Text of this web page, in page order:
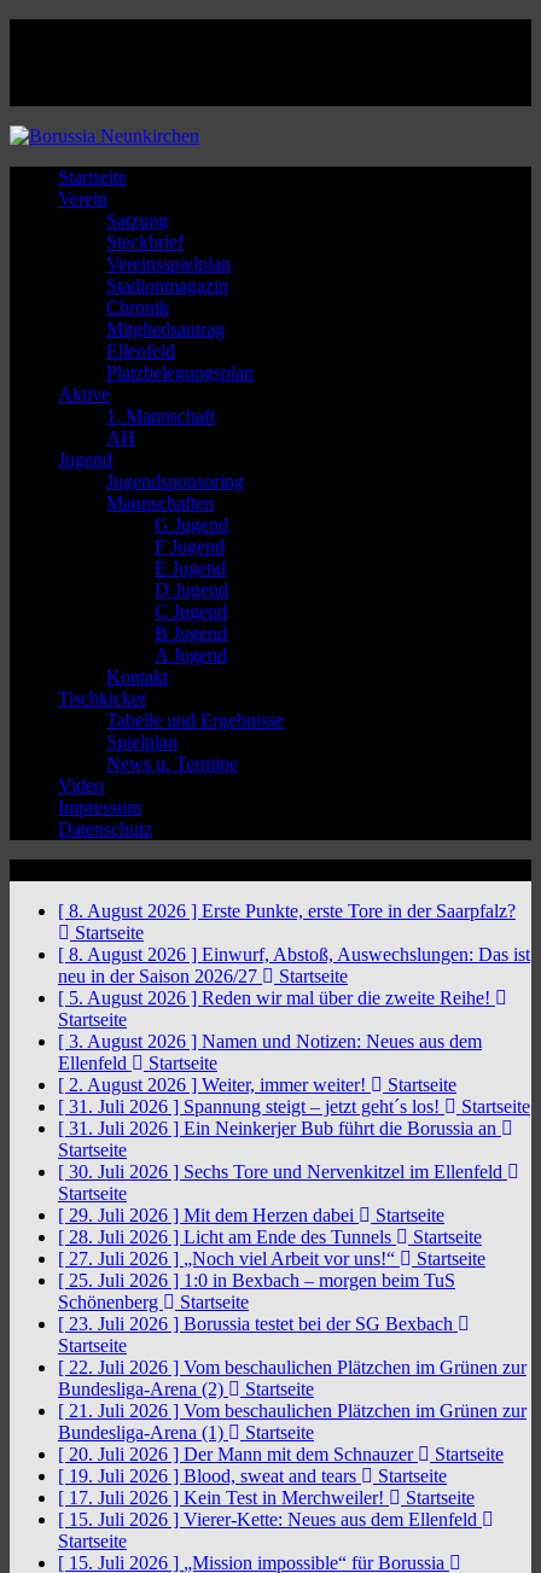
Startseite
Verein
Satzung
Steckbrief
Vereinsspielplan
Stadionmagazin
Chronik
Mitgliedsantrag
Ellenfeld
Platzbelegungsplan
Aktive
1. Mannschaft
AH
Jugend
Jugendsponsoring
Mannschaften
G Jugend
F Jugend
E Jugend
D Jugend
C Jugend
B Jugend
A Jugend
Kontakt
Tischkicker
Tabelle und Ergebnisse
Spielplan
News u. Termine
Video
Impressum
Datenschutz
[ 8. August 2026 ] Erste Punkte, erste Tore in der Saarpfalz?
Startseite
[ 8. August 2026 ] Einwurf, Abstoß, Auswechslungen: Das ist
neu in der Saison 2026/27
Startseite
[ 5. August 2026 ] Reden wir mal über die zweite Reihe!
Startseite
[ 3. August 2026 ] Namen und Notizen: Neues aus dem
Ellenfeld
Startseite
[ 2. August 2026 ] Weiter, immer weiter!
Startseite
[ 31. Juli 2026 ] Spannung steigt – jetzt geht´s los!
Startseite
[ 31. Juli 2026 ] Ein Neinkerjer Bub führt die Borussia an
Startseite
[ 30. Juli 2026 ] Sechs Tore und Nervenkitzel im Ellenfeld
Startseite
[ 29. Juli 2026 ] Mit dem Herzen dabei
Startseite
[ 28. Juli 2026 ] Licht am Ende des Tunnels
Startseite
[ 27. Juli 2026 ] „Noch viel Arbeit vor uns!“
Startseite
[ 25. Juli 2026 ] 1:0 in Bexbach – morgen beim TuS
Schönenberg
Startseite
[ 23. Juli 2026 ] Borussia testet bei der SG Bexbach
Startseite
[ 22. Juli 2026 ] Vom beschaulichen Plätzchen im Grünen zur
Bundesliga-Arena (2)
Startseite
[ 21. Juli 2026 ] Vom beschaulichen Plätzchen im Grünen zur
Bundesliga-Arena (1)
Startseite
[ 20. Juli 2026 ] Der Mann mit dem Schnauzer
Startseite
[ 19. Juli 2026 ] Blood, sweat and tears
Startseite
[ 17. Juli 2026 ] Kein Test in Merchweiler!
Startseite
[ 15. Juli 2026 ] Vierer-Kette: Neues aus dem Ellenfeld
Startseite
[ 15. Juli 2026 ] „Mission impossible“ für Borussia